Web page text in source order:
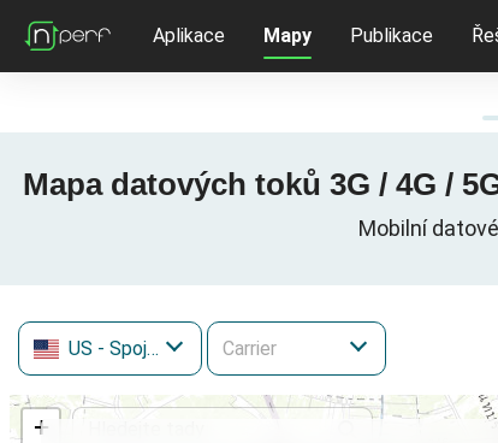
Aplikace Mapy Publikace
Mapa datových toků 3G / 4G /
Mobilní
US - Spojené státy
+